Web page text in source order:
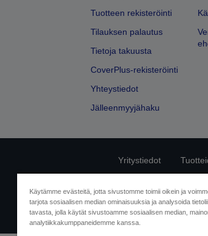
Tuotteen rekisteröinti
Tilauksen palautus
Tietoja takuusta
CoverPlus-rekisteröinti
Yhteystiedot
Jälleenmyyjähaku
Yritystiedot
Käytämme evästeitä, jotta sivustomme toimii oikein ja
tarjota sosiaalisen median ominaisuuksia ja analysoida
tavasta, jolla käytät sivustoamme sosiaalisen median,
analytiikkakumppaneidemme kanssa.